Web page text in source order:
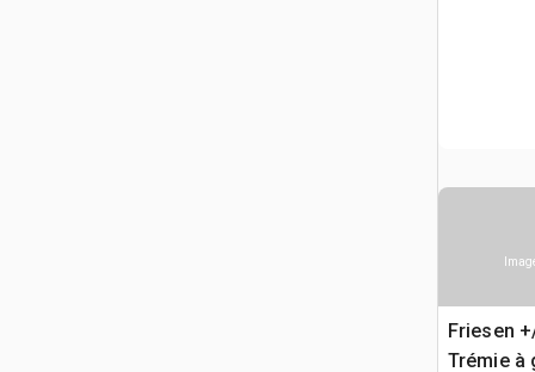
Friesen
Trémie à